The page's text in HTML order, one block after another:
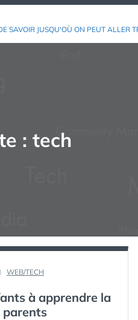
SAVOIR JUSQU'OÙ ON PEUT ALLER
: tech
:WEB/TECH
à apprendre la
parents